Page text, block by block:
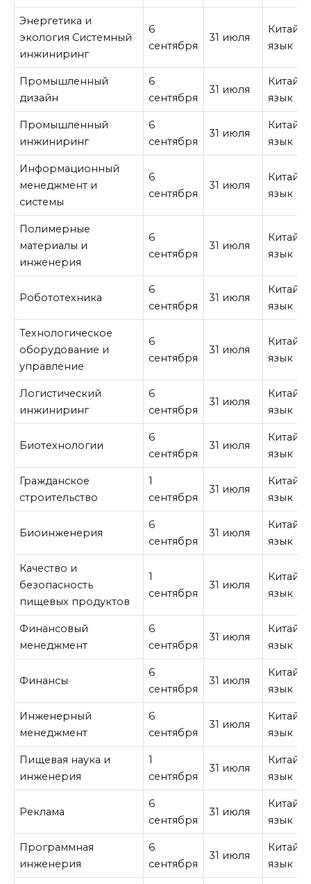
Энергетика и
экология Системный
инжиниринг
6
сентября
31 июля
язык
Промышленный
дизайн
6
сентября
31 июля
язык
Промышленный
инжиниринг
6
сентября
31 июля
язык
Информационный
менеджмент и
системы
6
сентября
31 июля
язык
Полимерные
материалы и
инженерия
6
сентября
31 июля
язык
Робототехника
6
сентября
31 июля
язык
Технологическое
оборудование и
управление
6
сентября
31 июля
язык
Логистический
инжиниринг
6
сентября
31 июля
язык
Биотехнологии
6
сентября
31 июля
язык
Гражданское
строительство
1
сентября
31 июля
язык
Биоинженерия
6
сентября
31 июля
язык
Качество и
безопасность
пищевых продуктов
1
сентября
31 июля
язык
Финансовый
менеджмент
6
сентября
31 июля
язык
Финансы
6
сентября
31 июля
язык
Инженерный
менеджмент
6
сентября
31 июля
язык
Пищевая наука и
инженерия
1
сентября
31 июля
язык
Реклама
6
сентября
31 июля
язык
Программная
инженерия
6
сентября
31 июля
язык